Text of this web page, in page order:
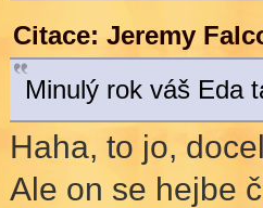
Citace: Jeremy
Minulý rok váš Eda
Haha, to jo,
Ale on se hejbe